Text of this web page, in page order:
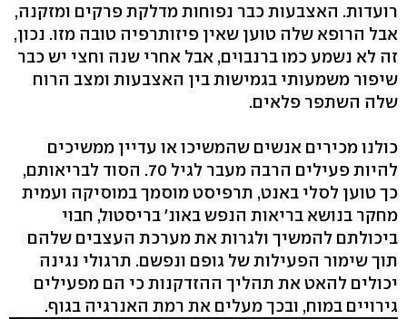
רועדות. האצבעות כבר נפוחות מדלקת פרקים ומזקנה,
אבל הרופא שלה טוען שאין פיזותרפיה טובה מזו. נכון,
זה לא נשמע כמו ברנבוים, אבל אחרי שנה וחצי יש כבר
שיפור משמעותי בגמישות בין האצבעות ומצב הרוח
שלה השתפר פלאים.
כולנו מכירים אנשים שהמשיכו או עדיין ממשיכים
להיות פעילים הרבה מעבר לגיל 70. הסוד לבריאותם,
כך טוען לסלי באנט, תרפיסט מוסמך במוסיקה ועמית
מחקר בנושא בריאות הנפש באונ' בריסטול, חבוי
ביכולתם להמשיך ולגרות את מערכת העצבים שלהם
תוך שימור הפעילות של גופם ונפשם. תרגולי נגינה
יכולים להאט את תהליך ההזדקנות כי הם מפעילים
גירויים במוח, ובכך מעלים את רמת האנרגיה בגוף.